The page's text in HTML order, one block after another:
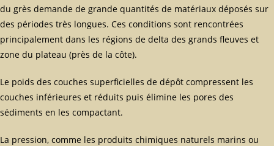
du grès demande de grande quantités de matériaux déposés sur
des périodes très longues. Ces conditions sont rencontrées
principalement dans les régions de delta des grands fleuves et
zone du plateau (près de la côte).
Le poids des couches superficielles de dépôt compressent les
couches inférieures et réduits puis élimine les pores des
sédiments en les compactant.
La pression, comme les produits chimiques naturels marins ou